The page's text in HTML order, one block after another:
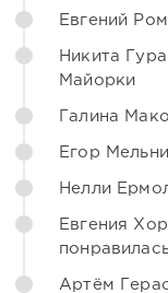
Евгений
Никита
Майорки
Галина
Егор
Нелли
Евгения
Артём